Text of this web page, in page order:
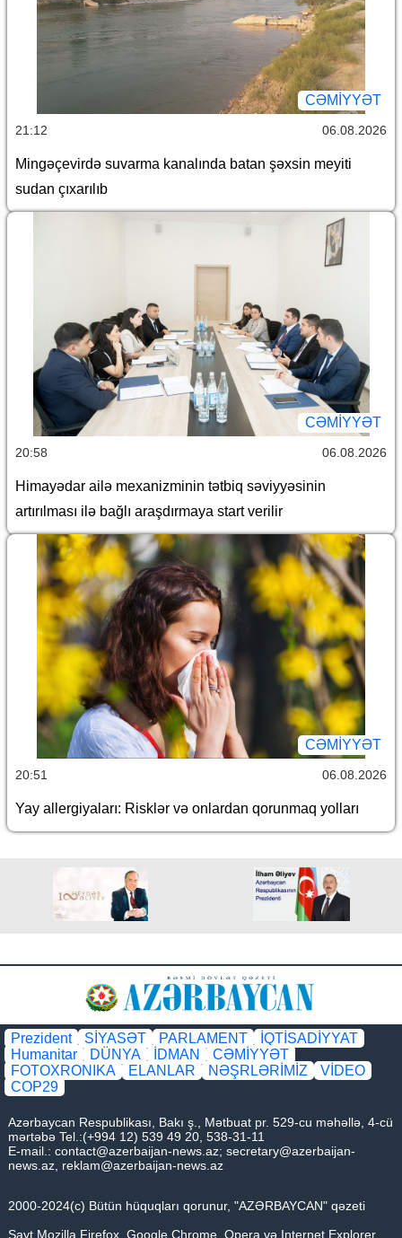
CƏMİYYƏT
21:12 06.08.2026
Mingəçevirdə suvarma kanalında batan şəxsin meyiti
sudan çıxarılıb
CƏMİYYƏT
20:58 06.08.2026
Himayədar ailə mexanizminin tətbiq səviyyəsinin
artırılması ilə bağlı araşdırmaya start verilir
CƏMİYYƏT
20:51 06.08.2026
Yay allergiyaları: Risklər və onlardan qorunmaq yolları
Prezident SİYASƏT PARLAMENT
İQTİSADİYYAT
Humanitar
DÜNYA İDMAN
CƏMİYYƏT
FOTOXRONIKA
ELANLAR NƏŞRLƏRİMİZ
VİDEO
COP29
Azərbaycan Respublikası, Bakı ş., Mətbuat pr. 529-cu məhəllə, 4-cü
mərtəbə Tel.:(+994 12) 539 49 20, 538-31-11
E-mail.: contact@azerbaijan-news.az; secretary@azerbaijan-
news.az reklam@azerbaijan-news.az
2000-2024(c) Bütün hüquqları qorunur, "AZƏRBAYCAN" qəzeti
Sayt Mozilla Firefox, Google Chrome, Opera və Internet Explorer